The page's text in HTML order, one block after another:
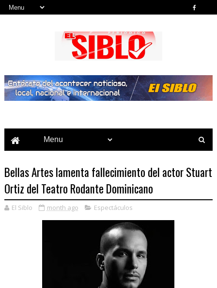
Bellas Artes lamenta fallecimiento del actor Stuart
Ortiz del Teatro Rodante Dominicano
El Siblo month ago Espectáculos